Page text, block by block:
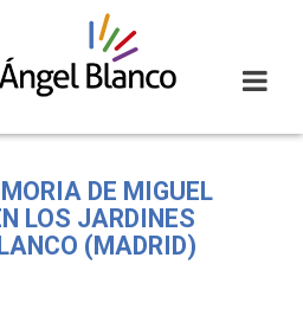
DE MIGUEL
LOS JARDINES
(MADRID)